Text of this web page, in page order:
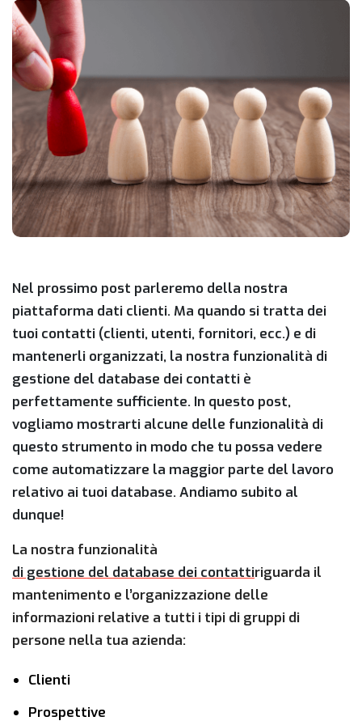
Nel prossimo post parleremo della nostra
piattaforma dati clienti. Ma quando si tratta dei
tuoi contatti (clienti, utenti, fornitori, ecc.) e di
mantenerli organizzati, la nostra funzionalità di
gestione del database dei contatti è
perfettamente sufficiente. In questo post,
vogliamo mostrarti alcune delle funzionalità di
questo strumento in modo che tu possa vedere
come automatizzare la maggior parte del lavoro
relativo ai tuoi database. Andiamo subito al
dunque!
La nostra funzionalità
di gestione del database dei contattiriguarda il
mantenimento e l’organizzazione delle
informazioni relative a tutti i tipi di gruppi di
persone nella tua azienda:
Clienti
Prospettive